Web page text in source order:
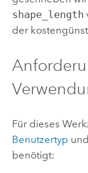
shape_length
der
Für dieses
Benutzertyp
benötigt: